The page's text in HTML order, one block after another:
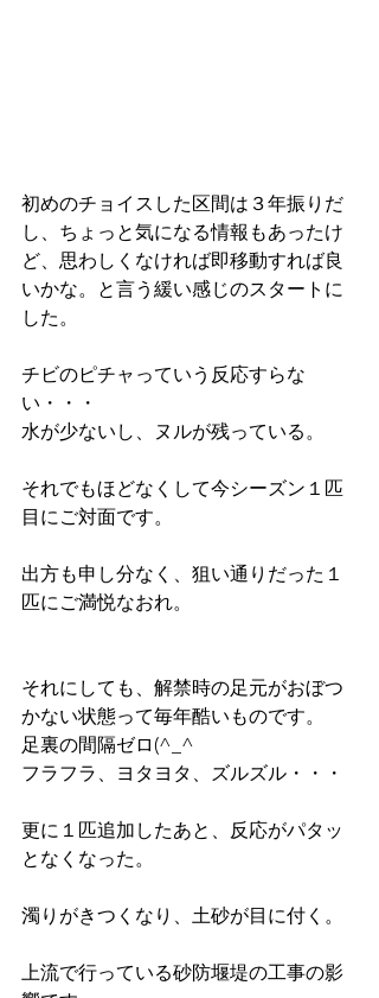
初めのチョイスした区間は３年振りだ
し、ちょっと気になる情報もあったけ
ど、思わしくなければ即移動すれば良
いかな。と言う緩い感じのスタートに
した。
チビのピチャっていう反応すらな
い・・・
水が少ないし、ヌルが残っている。
それでもほどなくして今シーズン１匹
目にご対面です。
出方も申し分なく、狙い通りだった１
匹にご満悦なおれ。
それにしても、解禁時の足元がおぼつ
かない状態って毎年酷いものです。
足裏の間隔ゼロ(^_^ゞ
フラフラ、ヨタヨタ、ズルズル・・・
更に１匹追加したあと、反応がパタッ
となくなった。
濁りがきつくなり、土砂が目に付く。
上流で行っている砂防堰堤の工事の影